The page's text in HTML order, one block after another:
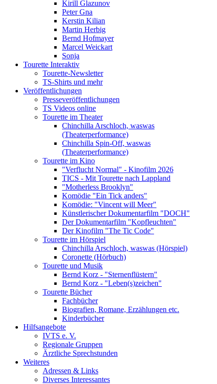
Kirill Glazunov
Peter Gna
Kerstin Kilian
Martin Herbig
Bernd Hofmayer
Marcel Weickart
Sonja
Tourette Interaktiv
Tourette-Newsletter
TS-Shirts und mehr
Veröffentlichungen
Presseveröffentlichungen
TS Videos online
Tourette im Theater
Chinchilla Arschloch, waswas
(Theaterperformance)
Chinchilla Spin-Off, waswas
(Theaterperformance)
Tourette im Kino
"Verflucht Normal" - Kinofilm 2026
TICS - Mit Tourette nach Lappland
"Motherless Brooklyn"
Komödie "Ein Tick anders"
Komödie: "Vincent will Meer"
Künstlerischer Dokumentarfilm "DOCH"
Der Dokumentarfilm "Kopfleuchten"
Der Kinofilm "The Tic Code"
Tourette im Hörspiel
Chinchilla Arschloch, waswas (Hörspiel)
Coronette (Hörbuch)
Tourette und Musik
Bernd Korz - "Sternenflüstern"
Bernd Korz - "Leben(s)zeichen"
Tourette Bücher
Fachbücher
Biografien, Romane, Erzählungen etc.
Kinderbücher
Hilfsangebote
IVTS e. V.
Regionale Gruppen
Ärztliche Sprechstunden
Weiteres
Adressen & Links
Diverses Interessantes